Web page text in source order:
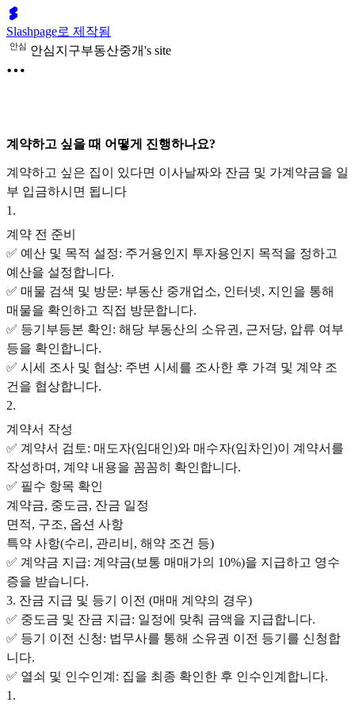
Slashpage로 제작됨
안심 안심지구부동산중개's site
계약하고 싶을 때 어떻게 진행하나요?
계약하고 싶은 집이 있다면 이사날짜와 잔금 및 가계약금을 일
부 입금하시면 됩니다
1 .
계약 전 준비
✅ 예산 및 목적 설정: 주거용인지 투자용인지 목적을 정하고
예산을 설정합니다.
✅ 매물 검색 및 방문: 부동산 중개업소, 인터넷, 지인을 통해
매물을 확인하고 직접 방문합니다.
✅ 등기부등본 확인: 해당 부동산의 소유권, 근저당, 압류 여부
등을 확인합니다.
✅ 시세 조사 및 협상: 주변 시세를 조사한 후 가격 및 계약 조
건을 협상합니다.
2.
계약서 작성
✅ 계약서 검토: 매도자(임대인)와 매수자(임차인)이 계약서를
작성하며, 계약 내용을 꼼꼼히 확인합니다.
✅ 필수 항목 확인
계약금, 중도금, 잔금 일정
면적, 구조, 옵션 사항
특약 사항(수리, 관리비, 해약 조건 등)
✅ 계약금 지급: 계약금(보통 매매가의 10%)을 지급하고 영수
증을 받습니다.
3. 잔금 지급 및 등기 이전 (매매 계약의 경우)
✅ 중도금 및 잔금 지급: 일정에 맞춰 금액을 지급합니다.
✅ 등기 이전 신청: 법무사를 통해 소유권 이전 등기를 신청합
니다.
✅ 열쇠 및 인수인계: 집을 최종 확인한 후 인수인계합니다.
1 .